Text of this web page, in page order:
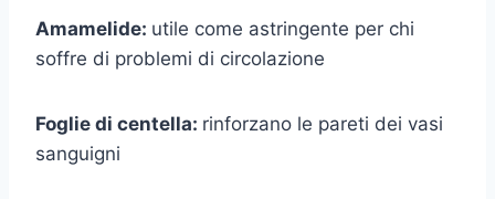
Amamelide: utile come astringente per chi
soffre di problemi di circolazione
Foglie di centella: rinforzano le pareti dei vasi
sanguigni